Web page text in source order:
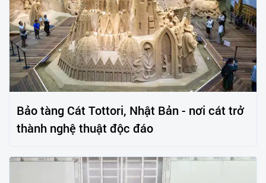
Bảo tàng Cát Tottori, Nhật Bản - nơi cát trở
thành nghệ thuật độc đáo